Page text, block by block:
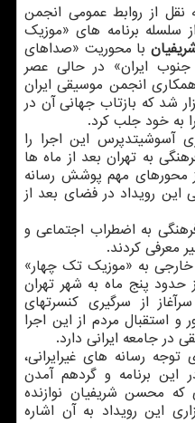
نقل از روابط عمومی انجمن
سلسله برنامه های «موزیک
با محوریت «صداهای
ایران» در حالی عصر
با همکاری انجمن موسیقی ایران
شد که بازتاب جهانی آن در
به خود جلب کرد.
آسوشیتدپرس این اجرا را
به تهران بعد از ماه ها
محورهای مهم پوشش رسانه
این رویداد در فضای بعد از
به اضطراب اجتماعی و
معرفی کردند.
خارجی به «موزیک تک چهار»
پنج ماه به شهر تهران
از سرگیری کنسرتهای
استقبال مردم از این اجرا
در جامعه ایرانی دارد.
رسانه های غیرایرانی،
این برنامه و گردهم آمدن
که محسن شریفیان نوازنده
این رویداد به آن اشاره